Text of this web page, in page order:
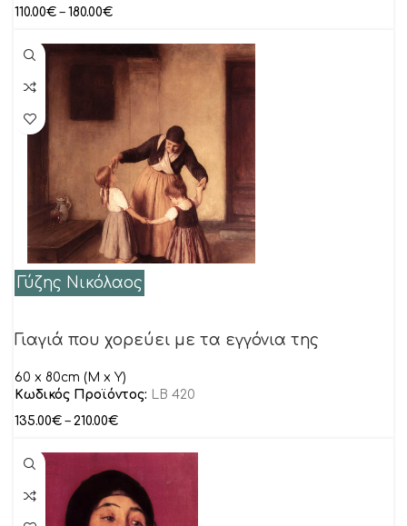
110.00€ – 180.00€
Γύζης Νικόλαος
Γιαγιά που χορεύει με τα εγγόνια της
60 x 80cm (M x Y)
Κωδικός Προϊόντος: LB 420
135.00€ – 210.00€